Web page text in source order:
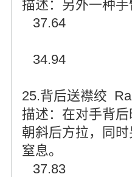
描述：另外一种
37.64
34.94
25.背后送襟绞
描述：在对手背
朝斜后方拉，同
窒息。
37.83